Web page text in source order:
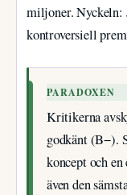
miljoner. Nyckeln:
kontroversiell
PARADOXEN
Kritikerna
godkänt (B−).
koncept och
även den